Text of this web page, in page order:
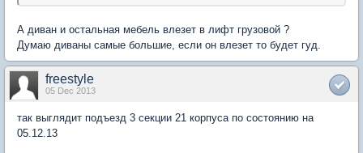
А диван и остальная мебель влезет в лифт грузовой ?
Думаю диваны самые большие, если он влезет то будет гуд.
freestyle
05 Dec 2013
так выглядит подъезд 3 секции 21 корпуса по состоянию на
05.12.13